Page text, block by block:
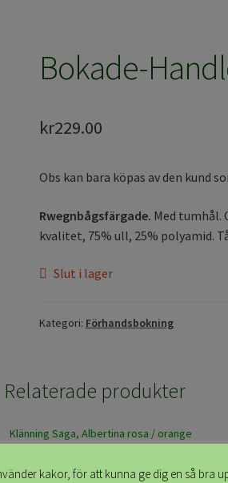
Bokade-
kr229.00
Obs kan bara köpas av den kund
Rwegnbågsfärgade. Med tumhål.
kvalitet, 75% ull, 25% polyamid.
Slut i lager
Kategori: Förhandsbokning
Relaterade produkter
Saga, Albertina rosa / orange
kakor, för att kunna ge dig en så bra